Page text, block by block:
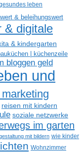
leben
& beleihungswert
& digitale
& kindergarten
| küchenzeile
bloggen geld
und
reisen mit kindern
soziale netzwerke
im garten
mit bildern wie kinder
Wohnzimmer